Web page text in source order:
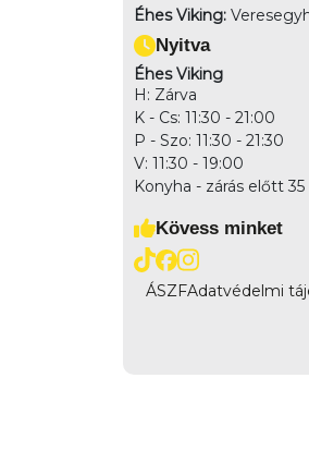
Éhes Viking:
Nyitva
Éhes Viking
H: Zárva
K - Cs: 11:30 - 21:00
P - Szo: 11:30 - 21:30
V: 11:30 - 19:00
Konyha - zárás előtt
Kövess minket
ÁSZFAdatvédelmi